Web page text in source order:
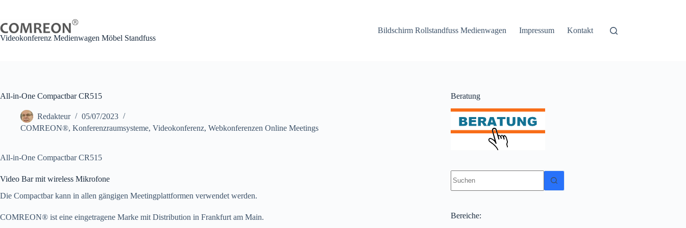
springen
Videokonferenz Medienwagen Möbel Standfuss
Bildschirm Rollstandfuss Medienwagen Impressum Kontakt
All-in-One Compactbar CR515
Redakteur
05/07/2023
COMREON®, Konferenzraumsysteme, Videokonferenz, Webkonferenzen Online Meetings
All-in-One Compactbar CR515
Video Bar mit wireless Mikrofone
Die Compactbar kann in allen gängigen Meetingplattformen verwendet werden.
COMREON® ist eine eingetragene Marke mit Distribution in Frankfurt am Main.
Beratung
Ergebnisse
Bereiche: